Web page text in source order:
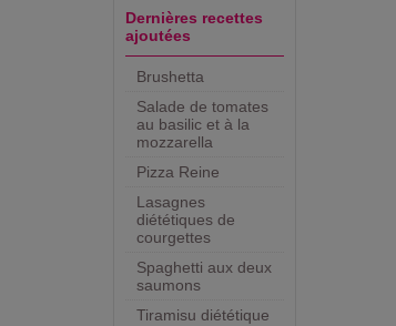
Dernières recettes
ajoutées
Brushetta
Salade de tomates
au basilic et à la
mozzarella
Pizza Reine
Lasagnes
diététiques de
courgettes
Spaghetti aux deux
saumons
Tiramisu diététique